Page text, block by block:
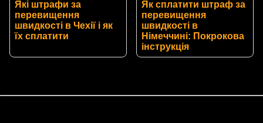
Які штрафи за
перевищення
швидкості в Чехії і як
їх сплатити
Як сплатити штраф за
перевищення
швидкості в
Німеччині: Покрокова
інструкція